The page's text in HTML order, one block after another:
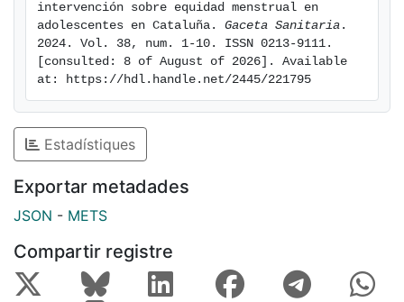
intervención sobre equidad menstrual en
adolescentes en Cataluña. Gaceta Sanitaria .
2024. Vol. 38, num. 1-10. ISSN 0213-9111.
[consulted: 8 of August of 2026]. Available
at: https://hdl.handle.net/2445/221795
Estadístiques
Exportar metadades
JSON - METS
Compartir registre